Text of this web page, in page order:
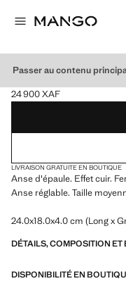
Passer au contenu
SAC PORTÉ
Prix actuel [24 900 XAF ]
24 900 XAF
Choisissez une couleur
LIVRAISON GRATUITE EN BOUTIQUE
Anse d'épaule. Effet cuir.
Anse réglable. Taille
24.0x18.0x4.0 cm (Long x
DÉTAILS, COMPOSITION ET
DISPONIBILITÉ EN